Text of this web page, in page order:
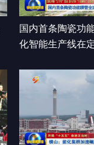
国内首条陶瓷功
化智能生产线在